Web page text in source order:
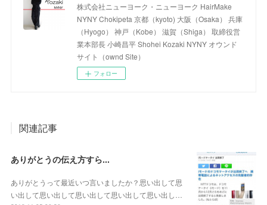
株式会社ニューヨーク・ニューヨーク HairMake
NYNY Chokipeta 京都（kyoto) 大阪（Osaka） 兵庫
（Hyogo） 神戸（Kobe） 滋賀（Shiga） 取締役営
業本部長 小崎昌平 Shohei Kozaki NYNY オウンド
サイト（ownd Site）
フォロー
関連記事
ありがとうの伝え方すら...
ありがとうって最近いつ言いましたか？思い出して思
い出して思い出して思い出して思い出して思い出し…